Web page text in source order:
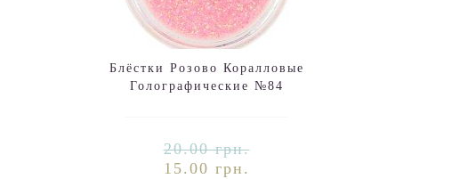
Блёстки Розово Коралловые
Голографические №84
20.00 грн.
15.00 грн.